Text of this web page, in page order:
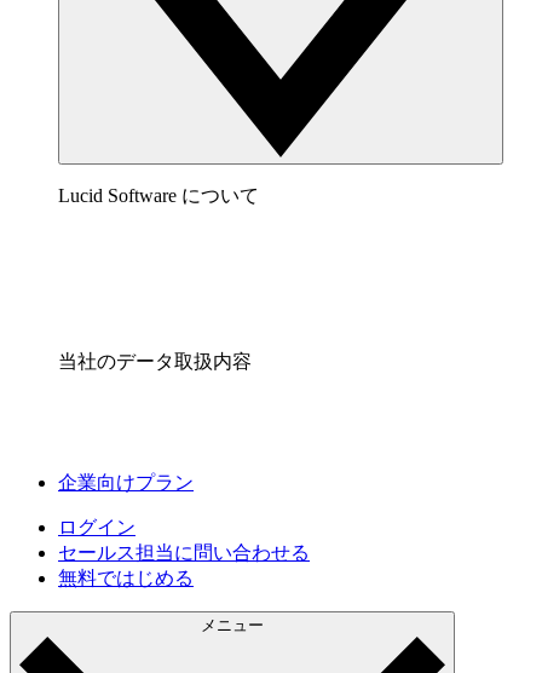
Lucid Software について
当社のデータ取扱内容
企業向けプラン
ログイン
セールス担当に問い合わせる
無料ではじめる
メニュー